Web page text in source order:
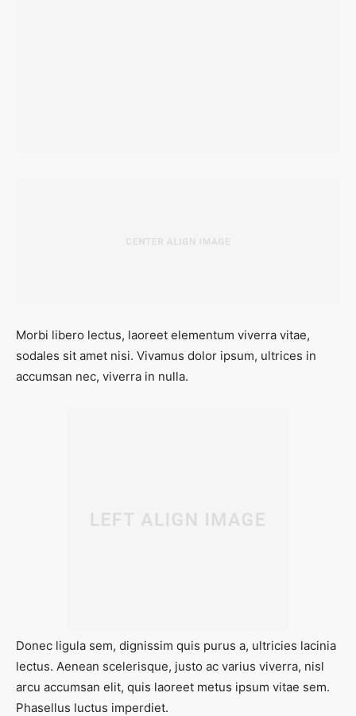
Morbi libero lectus, laoreet elementum viverra vitae,
sodales sit amet nisi. Vivamus dolor ipsum, ultrices in
accumsan nec, viverra in nulla.
Donec ligula sem, dignissim quis purus a, ultricies lacinia
lectus. Aenean scelerisque, justo ac varius viverra, nisl
arcu accumsan elit, quis laoreet metus ipsum vitae sem.
Phasellus luctus imperdiet.